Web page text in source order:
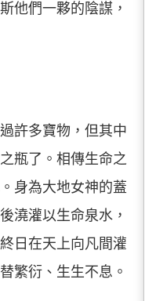
他們一夥的陰謀，
許多寶物，但其中
瓶了。相傳生命之
身為大地女神的蓋
澆灌以生命泉水，
日在天上向凡間灌
繁衍、生生不息。